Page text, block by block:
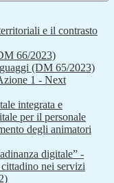
e il contrasto
66/2023)
(DM 65/2023)
1 - Next
integrata e
per il personale
degli animatori
digitale” -
nei servizi